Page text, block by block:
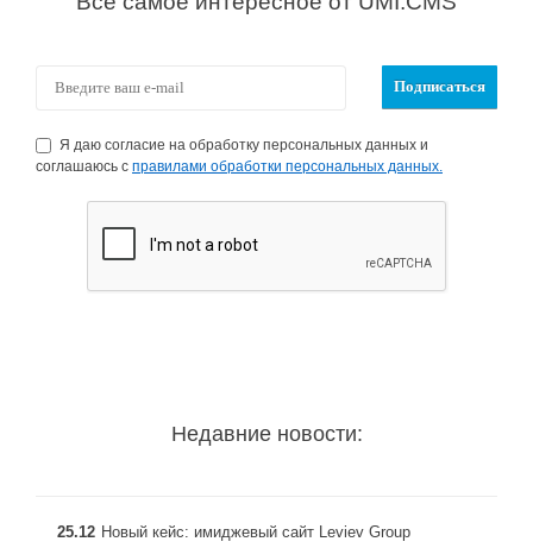
Я даю согласие на обработку персональных данных и
соглашаюсь с правилами обработки персональных данных.
Недавние новости:
25.12 Новый кейс: имиджевый сайт Leviev Group